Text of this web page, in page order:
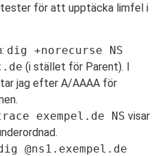
tester för att upptäcka limfel i
dig +norecurse NS
(i stället för Parent). I
jag efter A/AAAA för
exempel.de NS visar
@ns1.exempel.de